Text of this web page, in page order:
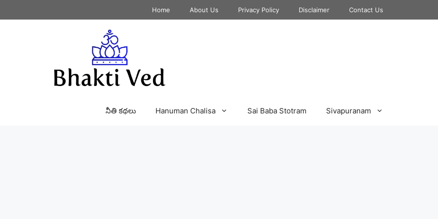
Home About Us Privacy Policy Disclaimer Contact Us
నీతి కథలు Hanuman Chalisa Sai Baba Stotram Sivapuranam